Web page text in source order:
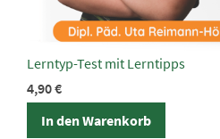
Lerntyp-Test mit Lerntipps
4,90€
In den Warenkorb